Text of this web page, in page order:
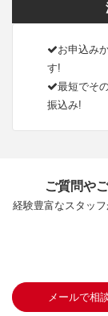
お申込み
す!
最短でそ
振込み!
ご質問や
経験豊富なスタッ
メールで相